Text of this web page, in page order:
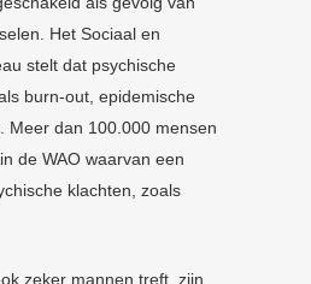
Het Sociaal en
stelt dat psychische
burn-out, epidemische
Meer dan 100.000 mensen
de WAO waarvan een
klachten, zoals
zeker mannen treft, zijn